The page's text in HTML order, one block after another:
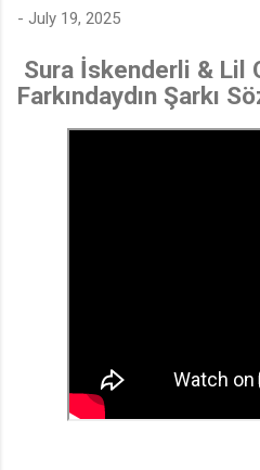
- July 19, 2025
Sura İskenderli & Lil
Farkındaydın Şarkı